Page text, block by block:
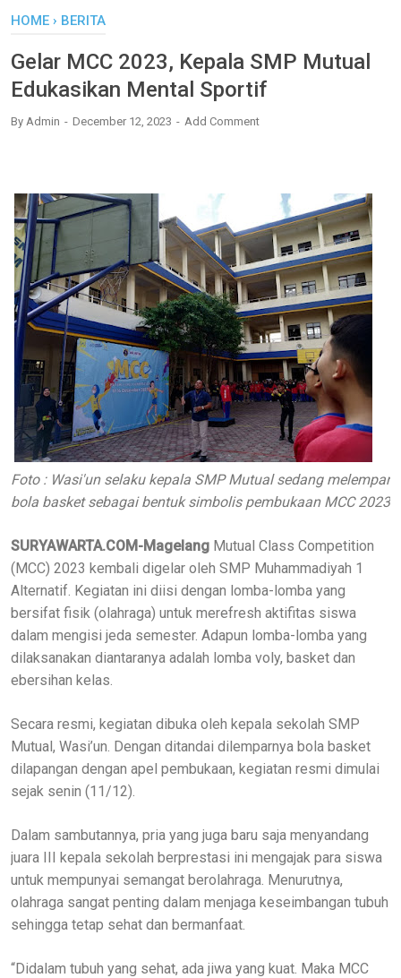
HOME › BERITA
Gelar MCC 2023, Kepala SMP Mutual
Edukasikan Mental Sportif
By Admin December 12, 2023 Add Comment
Foto : Wasi'un selaku kepala SMP Mutual sedang melempar
bola basket sebagai bentuk simbolis pembukaan MCC 2023
SURYAWARTA.COM-Magelang Mutual Class Competition
(MCC) 2023 kembali digelar oleh SMP Muhammadiyah 1
Alternatif. Kegiatan ini diisi dengan lomba-lomba yang
bersifat fisik (olahraga) untuk merefresh aktifitas siswa
dalam mengisi jeda semester. Adapun lomba-lomba yang
dilaksanakan diantaranya adalah lomba voly, basket dan
ebersihan kelas.
Secara resmi, kegiatan dibuka oleh kepala sekolah SMP
Mutual, Wasi’un. Dengan ditandai dilemparnya bola basket
dilapangan dengan apel pembukaan, kegiatan resmi dimulai
sejak senin (11/12).
Dalam sambutannya, pria yang juga baru saja menyandang
juara III kepala sekolah berprestasi ini mengajak para siswa
untuk mempunyai semangat berolahraga. Menurutnya,
olahraga sangat penting dalam menjaga keseimbangan tubuh
sehingga tetap sehat dan bermanfaat.
“Didalam tubuh yang sehat, ada jiwa yang kuat. Maka MCC